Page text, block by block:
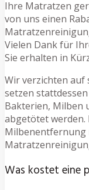
Ihre Matratzen
von uns einen
Vielen Dank für
Sie erhalten in
Wir verzichten auf
setzen
Bakterien, Milben
abgetötet werden.
Milbenentfernung
Was kostet eine